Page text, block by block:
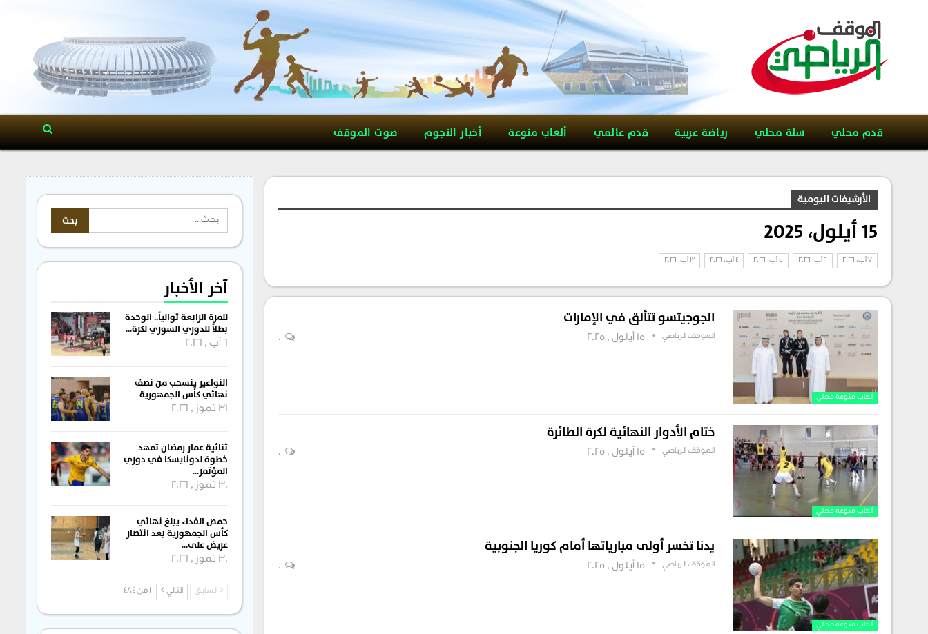
قدم محلي سلة محلي رياضة عربية قدم عالمي ألعاب منوعة أخبار النجوم صوت الموقف
الأرشيفات اليومية
15 أيلول، 2025
7 آب، 2026 6 آب، 2026 5 آب، 2026 4 آب، 2026 3 آب، 2026
ألعاب منوعة محلي
الجوجيتسو تتألق في الإمارات
الموقف الرياضي 15 أيلول , 2025
ألعاب منوعة محلي
ختام الأدوار النهائية لكرة الطائرة
الموقف الرياضي 15 أيلول , 2025
ألعاب منوعة محلي
يدنا تخسر أولى مبارياتها أمام كوريا الجنوبية
الموقف الرياضي 15 أيلول , 2025
آخر الأخبار
للمرة الرابعة توالياً.. الوحدة
بطلاً للدوري السوري لكرة…
6 آب , 2026
النواعير ينسحب من نصف
نهائي كأس الجمهورية
31 تموز , 2026
ثنائية عمار رمضان تمهد
خطوة لدونايسكا في دوري
المؤتمر…
30 تموز , 2026
حمص الفداء يبلغ نهائي
كأس الجمهورية بعد انتصار
عريض على…
30 تموز , 2026
السابق التالي 1 من 484